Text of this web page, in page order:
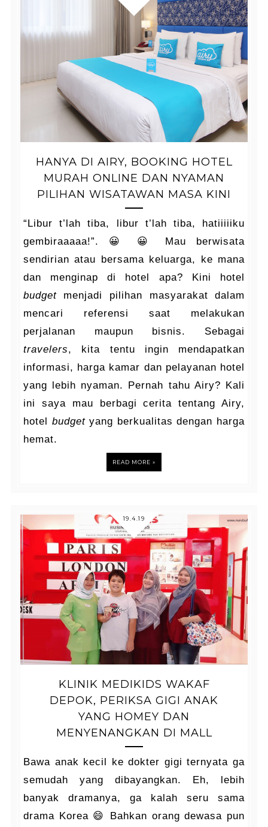
HANYA DI AIRY, BOOKING HOTEL
MURAH ONLINE DAN NYAMAN
PILIHAN WISATAWAN MASA KINI
“Libur t’lah tiba, libur t’lah tiba, hatiiiiiku
gembiraaaaa!”. 😀 😀 Mau berwisata
sendirian atau bersama keluarga, ke mana
dan menginap di hotel apa? Kini hotel
budgetmenjadi pilihan masyarakat dalam
mencari referensi saat melakukan
perjalanan maupun bisnis. Sebagai
travelers, kita tentu ingin mendapatkan
informasi, harga kamar dan pelayanan hotel
yang lebih nyaman. Pernah tahu Airy? Kali
ini saya mau berbagi cerita tentang Airy,
hotel budgetyang berkualitas dengan harga
hemat.
READ MORE »
19.4.19
KLINIK MEDIKIDS WAKAF
DEPOK, PERIKSA GIGI ANAK
YANG HOMEY DAN
MENYENANGKAN DI MALL
Bawa anak kecil ke dokter gigi ternyata ga
semudah yang dibayangkan. Eh, lebih
banyak dramanya, ga kalah seru sama
drama Korea 😄 Bahkan orang dewasa pun